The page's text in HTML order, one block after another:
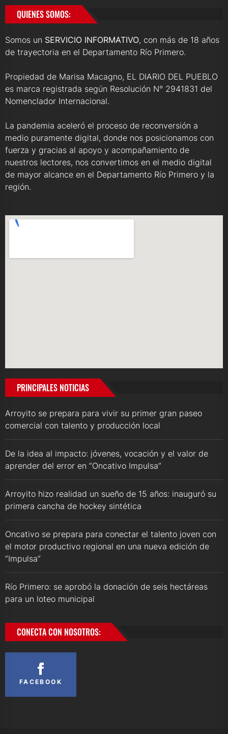
QUIENES SOMOS:
Somos un SERVICIO INFORMATIVO, con más de 18 años
de trayectoria en el Departamento Río Primero.
Propiedad de Marisa Macagno, EL DIARIO DEL PUEBLO
es marca registrada según Resolución N° 2941831 del
Nomenclador Internacional.
La pandemia aceleró el proceso de reconversión a
medio puramente digital, donde nos posicionamos con
fuerza y gracias al apoyo y acompañamiento de
nuestros lectores, nos convertimos en el medio digital
de mayor alcance en el Departamento Río Primero y la
región.
PRINCIPALES NOTICIAS
Arroyito se prepara para vivir su primer gran paseo
comercial con talento y producción local
De la idea al impacto: jóvenes, vocación y el valor de
aprender del error en “Oncativo Impulsa”
Arroyito hizo realidad un sueño de 15 años: inauguró su
primera cancha de hockey sintética
Oncativo se prepara para conectar el talento joven con
el motor productivo regional en una nueva edición de
“Impulsa”
Río Primero: se aprobó la donación de seis hectáreas
para un loteo municipal
CONECTA CON NOSOTROS:
FACEBOOK